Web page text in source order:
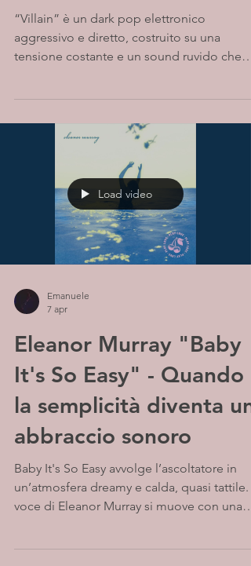
“Villain” è un dark pop elettronico
aggressivo e diretto, costruito su una
tensione costante e un sound ruvido che
Load video
Emanuele
7 apr
Eleanor Murray "Baby
It's So Easy" - Quando
la semplicità diventa un
abbraccio sonoro
Baby It's So Easy avvolge l’ascoltatore in
un’atmosfera dreamy e calda, quasi tattile.
voce di Eleanor Murray si muove con una